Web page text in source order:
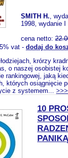
SMITH H.,
1998, wydanie I
cena netto:
vat - dodaj do
krórzy
o naszej osobistej
rankingowej, jaką
których osiągnięcie
z systemem... >>>
10
PANIKĄ